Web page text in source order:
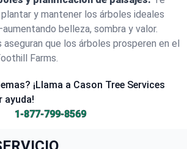
y mantener los árboles ideales
belleza, sombra y valor.
que los árboles prosperen en el
Farms.
¡Llama a Cason Tree Services
ayuda!
1-877-799-8569